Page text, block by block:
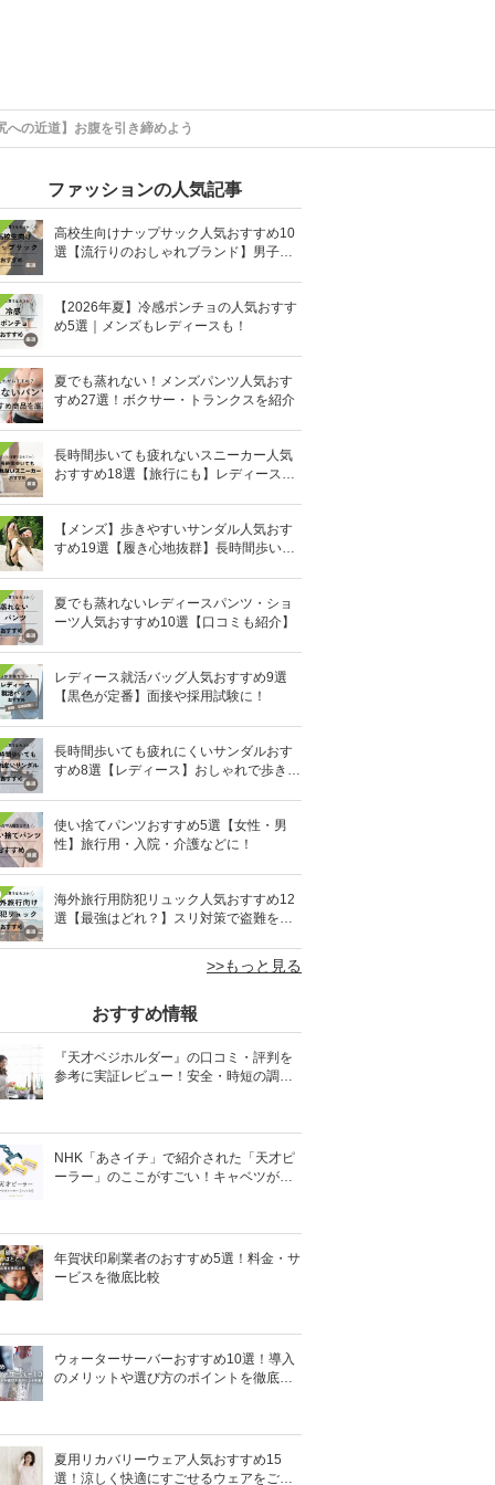
への近道】お腹を引き締めよう
ファッションの人気記事
高校生向けナップサック人気おすすめ10
選【流行りのおしゃれブランド】男子・
【2026年夏】冷感ポンチョの人気おすす
め5選｜メンズもレディースも！
夏でも蒸れない！メンズパンツ人気おす
すめ27選！ボクサー・トランクスを紹介
長時間歩いても疲れないスニーカー人気
おすすめ18選【旅行にも】レディース・
【メンズ】歩きやすいサンダル人気おす
すめ19選【履き心地抜群】長時間歩いて
夏でも蒸れないレディースパンツ・ショ
ーツ人気おすすめ10選【口コミも紹介】
レディース就活バッグ人気おすすめ9選
【黒色が定番】面接や採用試験に！
長時間歩いても疲れにくいサンダルおす
すめ8選【レディース】おしゃれで歩きや
使い捨てパンツおすすめ5選【女性・男
性】旅行用・入院・介護などに！
海外旅行用防犯リュック人気おすすめ12
選【最強はどれ？】スリ対策で盗難を防
>>もっと見る
おすすめ情報
『天才ベジホルダー』の口コミ・評判を
参考に実証レビュー！安全・時短の調理
NHK「あさイチ」で紹介された「天才ピ
ーラー」のここがすごい！キャベツがほ
年賀状印刷業者のおすすめ5選！料金・サ
ービスを徹底比較
ウォーターサーバーおすすめ10選！導入
のメリットや選び方のポイントを徹底解
夏用リカバリーウェア人気おすすめ15
選！涼しく快適にすごせるウェアをご紹